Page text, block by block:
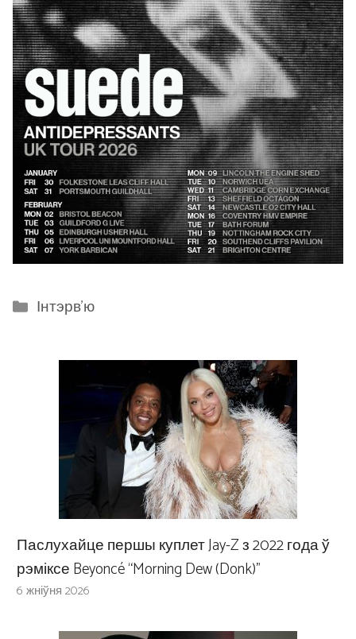
Categories
Інтэрв'ю
Паслухайце першы куплет Jay-Z з 2022 года ў
рэміксе Beyoncé “Morning Dew (Donk)”
6 жніўня 2026